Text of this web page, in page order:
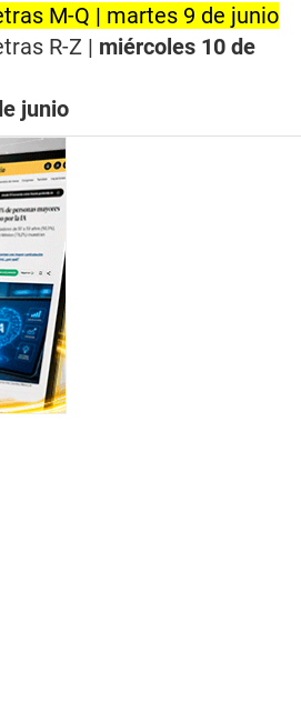
M-Q | martes 9 de junio
R-Z | miércoles 10 de
junio